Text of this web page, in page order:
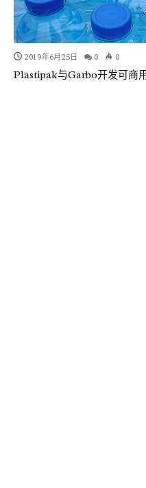
2019年6月25日 0 0
Plastipak与Garbo开发可商